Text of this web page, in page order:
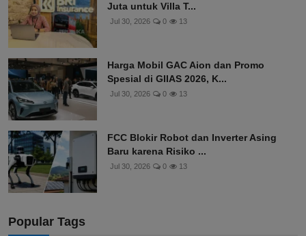
Juta untuk Villa T...
Jul 30, 2026 0 13
Harga Mobil GAC Aion dan Promo
Spesial di GIIAS 2026, K...
Jul 30, 2026 0 13
FCC Blokir Robot dan Inverter Asing
Baru karena Risiko ...
Jul 30, 2026 0 13
Popular Tags